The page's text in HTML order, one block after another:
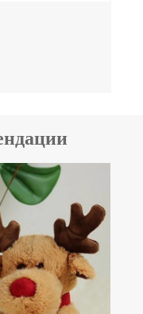
Тедди